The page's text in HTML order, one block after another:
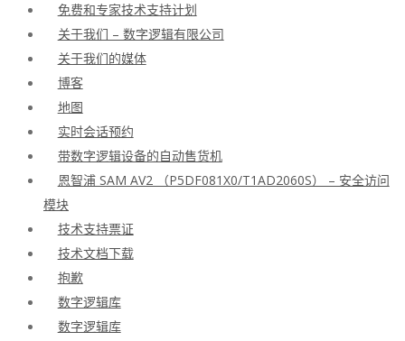
免费和专家技术支持计划
关于我们 – 数字逻辑有限公司
关于我们的媒体
博客
地图
实时会话预约
带数字逻辑设备的自动售货机
恩智浦 SAM AV2 （P5DF081X0/T1AD2060S） – 安全访问
模块
技术支持票证
技术文档下载
抱歉
数字逻辑库
数字逻辑库